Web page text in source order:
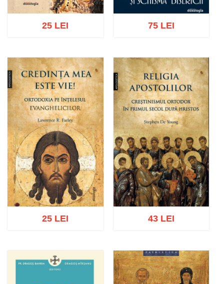
Adaugă în coș Wishlist
25 LEI
Adaugă în coș Wishlist
75 LEI
Adaugă în coș Wishlist
25 LEI
Adaugă în coș Wishlist
43 LEI